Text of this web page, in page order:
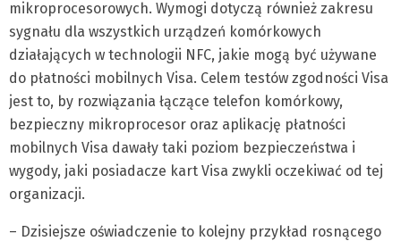
mikroprocesorowych. Wymogi dotyczą również zakresu
sygnału dla wszystkich urządzeń komórkowych
działających w technologii NFC, jakie mogą być używane
do płatności mobilnych Visa. Celem testów zgodności Visa
jest to, by rozwiązania łączące telefon komórkowy,
bezpieczny mikroprocesor oraz aplikację płatności
mobilnych Visa dawały taki poziom bezpieczeństwa i
wygody, jaki posiadacze kart Visa zwykli oczekiwać od tej
organizacji.
– Dzisiejsze oświadczenie to kolejny przykład rosnącego